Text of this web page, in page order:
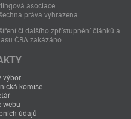
asociace
práva vyhrazena
či dalšího zpřístupnění článků a
ČBA zakázáno.
výbor
komise
webu
údajů